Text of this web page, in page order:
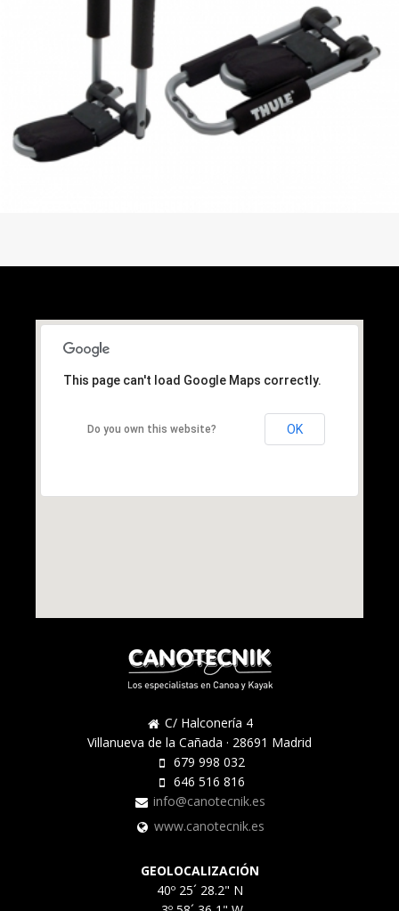
This page can't load Google Maps correctly.
Do you own this website? OK
C/ Halconería 4
Villanueva de la Cañada · 28691 Madrid
679 998 032
646 516 816
info@canotecnik.es
www.canotecnik.es
GEOLOCALIZACIÓN
40º 25´ 28.2" N